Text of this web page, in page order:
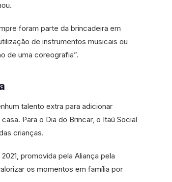
foram parte da brincadeira em
de instrumentos musicais ou
de uma coreografia”.
talento extra para adicionar
Para o Dia do Brincar, o Itaú Social
crianças.
promovida pela Aliança pela
os momentos em família por